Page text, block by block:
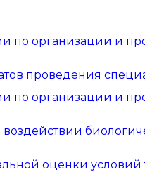
по организации и
проведения
по организации и
оценки условий